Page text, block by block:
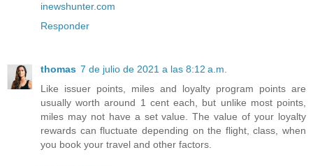
inewshunter.com
Responder
thomas 7 de julio de 2021 a las 8:12 a.m.
Like issuer points, miles and loyalty program points are
usually worth around 1 cent each, but unlike most points,
miles may not have a set value. The value of your loyalty
rewards can fluctuate depending on the flight, class, when
you book your travel and other factors.